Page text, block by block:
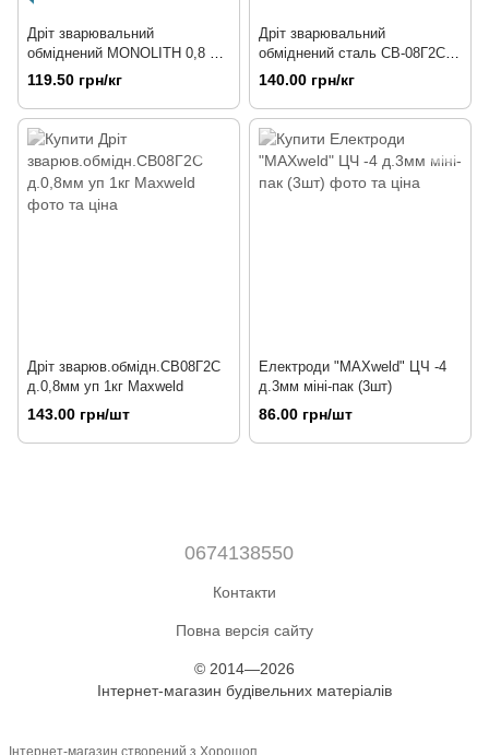
Дріт зварювальний
обміднений MONOLITH 0,8 мм
4 кг
119.50 грн/кг
Дріт зварювальний
обміднений сталь СВ-08Г2С
0,8 мм 2,5 кг
140.00 грн/кг
Дріт зварюв.обмідн.СВ08Г2С
д.0,8мм уп 1кг Maxweld
143.00 грн/шт
Електроди "MAXweld" ЦЧ -4
д.3мм міні-пак (3шт)
86.00 грн/шт
0674138550
Контакти
Повна версія сайту
© 2014—2026
Інтернет-магазин будівельних матеріалів